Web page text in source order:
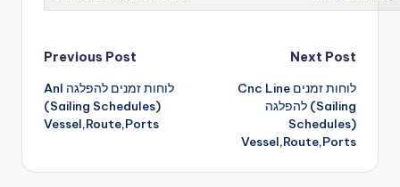
Post
navigation
Previous Post
Anl לוחות זמנים להפלגה
(Sailing Schedules)
Vessel,Route,Ports
Next Post
Cnc Line לוחות זמנים
להפלגה (Sailing
Schedules)
Vessel,Route,Ports